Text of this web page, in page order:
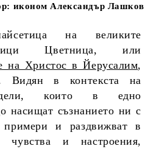
иконом Александър Лашков
на великите
Цветница, или
на Христос в Йерусалим,
Видян в контекста на
които в едно
насищат съзнанието ни с
и раздвижват в
и настроения,